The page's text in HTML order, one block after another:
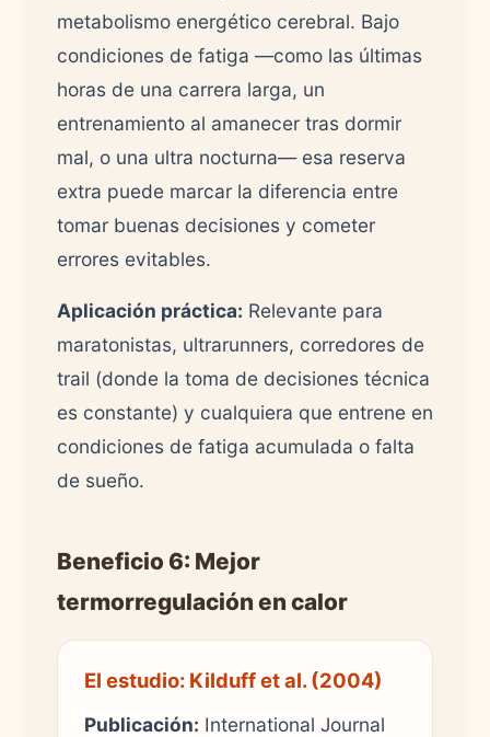
metabolismo energético cerebral. Bajo
condiciones de fatiga —como las últimas
horas de una carrera larga, un
entrenamiento al amanecer tras dormir
mal, o una ultra nocturna— esa reserva
extra puede marcar la diferencia entre
tomar buenas decisiones y cometer
errores evitables.
Aplicación práctica: Relevante para
maratonistas, ultrarunners, corredores de
trail (donde la toma de decisiones técnica
es constante) y cualquiera que entrene en
condiciones de fatiga acumulada o falta
de sueño.
Beneficio 6: Mejor
termorregulación en calor
El estudio: Kilduff et al. (2004)
Publicación: International Journal